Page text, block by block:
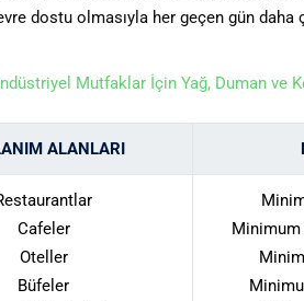
dostu olmasıyla her geçen gün
Mutfaklar İçin Yağ, Duman ve
ALANLARI
Cafeler
Oteller
Büfeler
Minimum